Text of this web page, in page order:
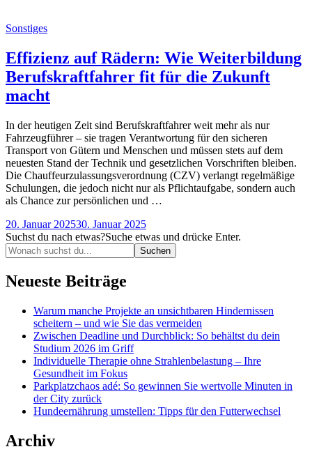
Sonstiges
Effizienz auf Rädern: Wie Weiterbildung
Berufskraftfahrer fit für die Zukunft
macht
In der heutigen Zeit sind Berufskraftfahrer weit mehr als nur
Fahrzeugführer – sie tragen Verantwortung für den sicheren
Transport von Gütern und Menschen und müssen stets auf dem
neuesten Stand der Technik und gesetzlichen Vorschriften bleiben.
Die Chauffeurzulassungsverordnung (CZV) verlangt regelmäßige
Schulungen, die jedoch nicht nur als Pflichtaufgabe, sondern auch
als Chance zur persönlichen und …
20. Januar 202530. Januar 2025
Suchst du nach etwas?Suche etwas und drücke Enter.
Neueste Beiträge
Warum manche Projekte an unsichtbaren Hindernissen
scheitern – und wie Sie das vermeiden
Zwischen Deadline und Durchblick: So behältst du dein
Studium 2026 im Griff
Individuelle Therapie ohne Strahlenbelastung – Ihre
Gesundheit im Fokus
Parkplatzchaos adé: So gewinnen Sie wertvolle Minuten in
der City zurück
Hundeernährung umstellen: Tipps für den Futterwechsel
Archiv